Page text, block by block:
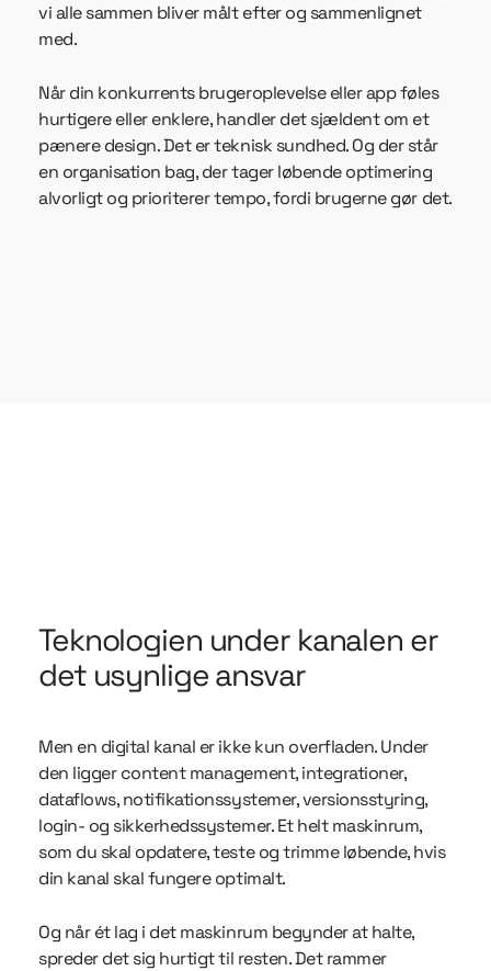
vi alle sammen bliver målt efter og sammenlignet
med.
Når din konkurrents brugeroplevelse eller app føles
hurtigere eller enklere, handler det sjældent om et
pænere design. Det er teknisk sundhed. Og der står
en organisation bag, der tager løbende optimering
alvorligt og prioriterer tempo, fordi brugerne gør det.
Teknologien under kanalen er
det usynlige ansvar
Men en digital kanal er ikke kun overfladen. Under
den ligger content management, integrationer,
dataflows, notifikationssystemer, versionsstyring,
login- og sikkerhedssystemer. Et helt maskinrum,
som du skal opdatere, teste og trimme løbende, hvis
din kanal skal fungere optimalt.
Og når ét lag i det maskinrum begynder at halte,
spreder det sig hurtigt til resten. Det rammer